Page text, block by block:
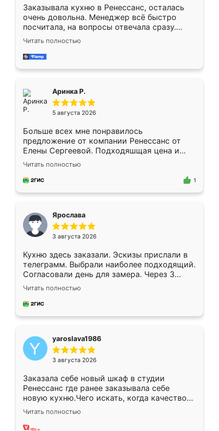
Заказывала кухню в Ренессанс, осталась
очень довольна. Менеджер всё быстро
посчитала, на вопросы отвечала сразу.
Замерщик приехал в субботу, подошёл к
делу со всей ответственностью. Собрали
за день, ребята работали аккуратно, даже
Читать полностью
Аринка Р.
5 августа 2026
Больше всех мне понравилось
предложение от компании Ренессанс от
Елены Сергеевой. Подходяшщая цена и
короткие сроки изготовления. Приехавший
для замера сотрудник Владислав
предложил по моему эскизу самый
Читать полностью
1
Ярослава
3 августа 2026
Кухню здесь заказали. Эскизы прислали в
телеграмм. Выбрали наиболее подходящий.
Согласовали день для замера. Через 3
недели кухня была уже готова. Остались
довольны работой. Спасибо Ренессанс
мебель за качественную работу!
Читать полностью
yaroslava1986
3 августа 2026
Заказала себе новый шкаф в студии
Ренессанс где ранее заказывала себе
новую кухню.Чего искать, когда качеством
вполне довольна. Служит кухня уже почти
два года, нареканий нет.
Читать полностью